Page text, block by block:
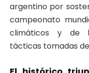
argentino por
campeonato
climáticos y de
tácticas tomadas